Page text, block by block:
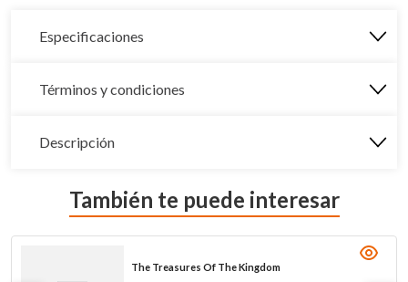
Especificaciones
Términos y condiciones
Descripción
También te puede interesar
The Treasures Of The Kingdom